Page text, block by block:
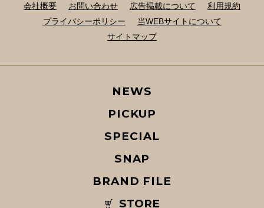
会社概要 お問い合わせ 広告掲載について
利用規約
プライバシーポリシー
当WEBサイトについて
サイトマップ
NEWS
PICKUP
SPECIAL
SNAP
BRAND FILE
STORE